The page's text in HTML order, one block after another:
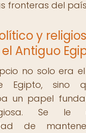
fronteras del país
y
Antiguo
no solo era
Egipto, sino
un papel
Se le
de